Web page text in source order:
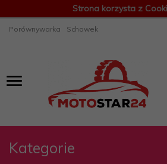
Strona korzysta z
Porównywarka Schowek
Kategorie